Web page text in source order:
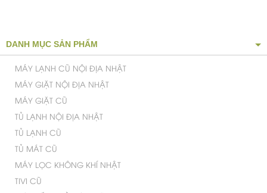
DANH MỤC SẢN PHẨM
MÁY LẠNH CŨ NỘI ĐỊA NHẬT
MÁY GIẶT NỘI ĐỊA NHẬT
MÁY GIẶT CŨ
TỦ LẠNH NỘI ĐỊA NHẬT
TỦ LẠNH CŨ
TỦ MÁT CŨ
MÁY LỌC KHÔNG KHÍ NHẬT
TIVI CŨ